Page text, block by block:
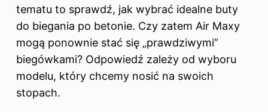
tematu to sprawdź, jak wybrać idealne buty
do biegania po betonie. Czy zatem Air Maxy
mogą ponownie stać się „prawdziwymi”
biegówkami? Odpowiedź zależy od wyboru
modelu, który chcemy nosić na swoich
stopach.